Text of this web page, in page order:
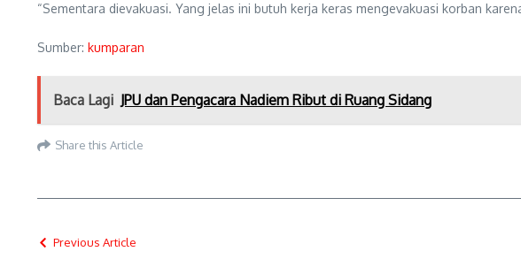
“Sementara dievakuasi. Yang jelas ini butuh kerja keras mengevakuasi korban
Sumber: kumparan
Baca Lagi JPU dan Pengacara Nadiem Ribut di Ruang Sidang
Share this Article
Previous Article